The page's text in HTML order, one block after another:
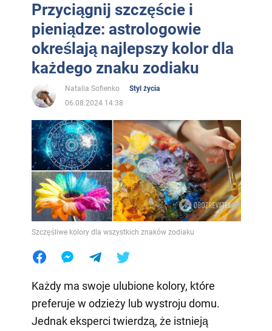
Przyciągnij szczęście i
pieniądze: astrologowie
określają najlepszy kolor dla
każdego znaku zodiaku
Natalia Sofienko
Styl życia
06.08.2024 14:38
Szczęśliwe kolory dla wszystkich znaków zodiaku
Każdy ma swoje ulubione kolory, które
preferuje w odzieży lub wystroju domu.
Jednak eksperci twierdzą, że istnieją